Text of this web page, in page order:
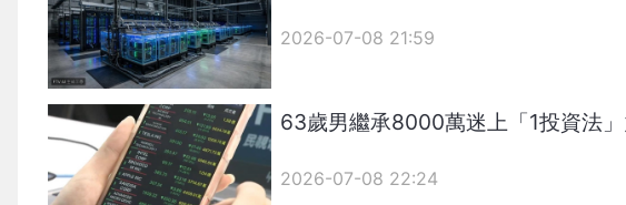
2026-07-08 21:59
63歲男繼承8000萬迷上「1投資法
2026-07-08 22:24